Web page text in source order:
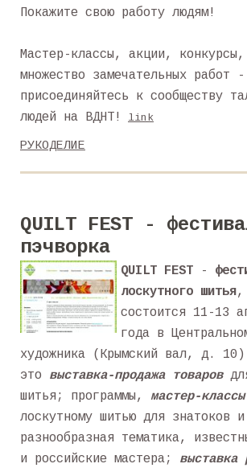
Покажите свою работу людям!
Мастер-классы, акции,
множество замечательных работ -
присоединяйтесь к сообществу
людей на ВДНТ!
link
РУКОДЕЛИЕ
QUILT FEST -
пэчворка
QUILT FEST -
лоскутного шитья,
состоится 11-13
года в
художника (Крымский вал, д.
это выставка-продажа товаров
шитья; программы, мастер-классы
лоскутному шитью для знатоков
разнообразная тематика,
и российские мастера; выставка